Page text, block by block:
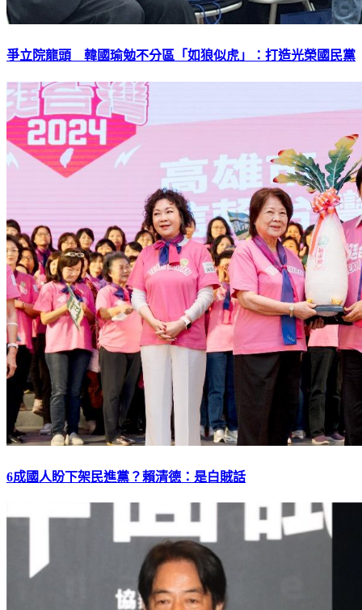
爭立院龍頭 韓國瑜勉不分區「如狼似虎」：打造光榮國民黨
6成國人盼下架民進黨？賴清德：是白賊話